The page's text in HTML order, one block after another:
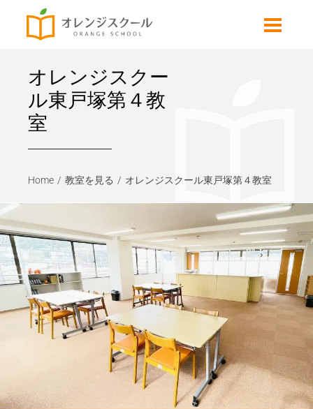
オレンジスクー
ル東戸塚第４教
室
Home 教室を見る オレンジスクール東戸塚第４教室